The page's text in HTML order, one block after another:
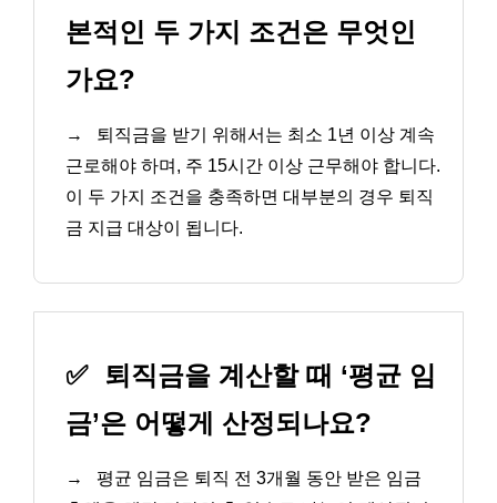
본적인 두 가지 조건은 무엇인
가요?
→
퇴직금을 받기 위해서는 최소 1년 이상 계속
근로해야 하며, 주 15시간 이상 근무해야 합니다.
이 두 가지 조건을 충족하면 대부분의 경우 퇴직
금 지급 대상이 됩니다.
✅
퇴직금을 계산할 때 ‘평균 임
금’은 어떻게 산정되나요?
→
평균 임금은 퇴직 전 3개월 동안 받은 임금